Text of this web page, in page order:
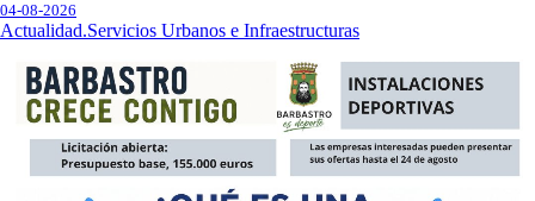
04-08-2026
Actualidad.Servicios Urbanos e Infraestructuras